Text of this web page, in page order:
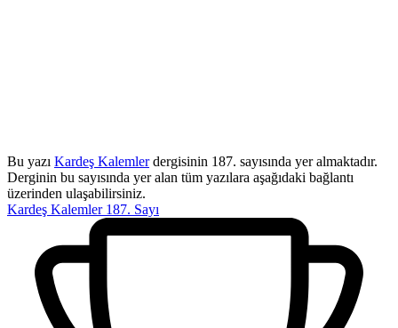
Bu yazı Kardeş Kalemlerdergisinin 187. sayısında yer almaktadır.
Derginin bu sayısında yer alan tüm yazılara aşağıdaki bağlantı
üzerinden ulaşabilirsiniz.
Kardeş Kalemler 187. Sayı